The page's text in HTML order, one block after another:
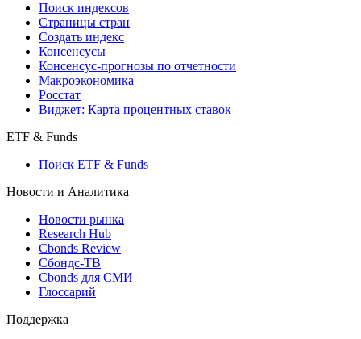
Поиск индексов
Страницы стран
Создать индекс
Консенсусы
Консенсус-прогнозы по отчетности
Макроэкономика
Росстат
Виджет: Карта процентных ставок
ETF & Funds
Поиск ETF & Funds
Новости и Аналитика
Новости рынка
Research Hub
Cbonds Review
Сбондс-ТВ
Cbonds для СМИ
Глоссарий
Поддержка